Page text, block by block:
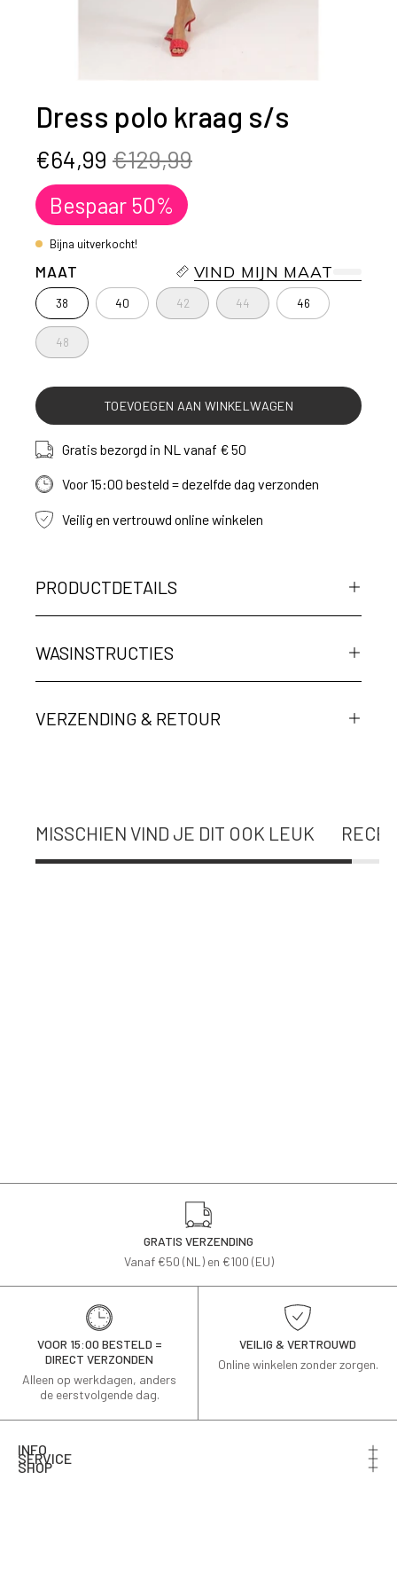
Dress polo kraag s/s
€64,99 €129,99
Bespaar 50%
Bijna uitverkocht!
MAAT VIND MIJN MAAT
38 40 42 44 46
48
TOEVOEGEN AAN WINKELWAGEN
Gratis bezorgd in NL vanaf € 50
Voor 15:00 besteld = dezelfde dag verzonden
Veilig en vertrouwd online winkelen
PRODUCTDETAILS
WASINSTRUCTIES
VERZENDING & RETOUR
MISSCHIEN VIND JE DIT OOK LEUK
GRATIS VERZENDING
Vanaf €50 (NL) en €100 (EU)
VOOR 15:00 BESTELD =
DIRECT VERZONDEN
Alleen op werkdagen, anders
de eerstvolgende dag.
VEILIG & VERTROUWD
Online winkelen zonder zorgen.
INFO
SERVICE
SHOP